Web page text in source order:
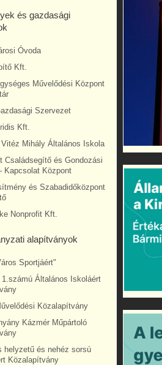
és gazdasági
Óvoda
Kft.
Művelődési Központ
Szervezet
Kft.
Mihály Általános Iskola
Családsegítő és Gondozási
Kapcsolat Központ
és Szabadidőközpont
Nonprofit Kft.
alapítványok
Sportjáért"
Általános Iskoláért
Közalapítvány
Kázmér Műpártoló
helyzetű és nehéz sorsú
Közalapítvány